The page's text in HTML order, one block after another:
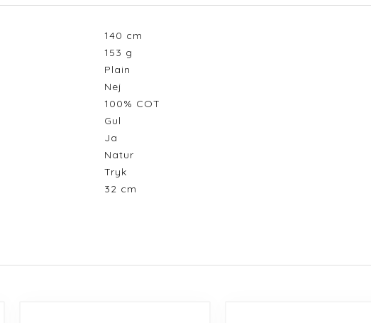
140 cm
153 g
Plain
Nej
100% COT
Gul
Ja
Natur
Tryk
32 cm